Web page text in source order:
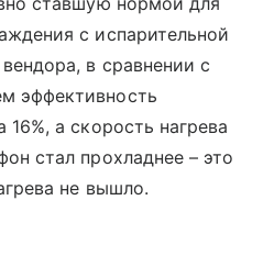
с испарительной
в сравнении с
эффективность
а скорость нагрева
стал прохладнее – это
не вышло.